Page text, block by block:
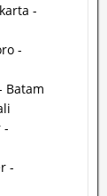
-
-
Batam
-
-